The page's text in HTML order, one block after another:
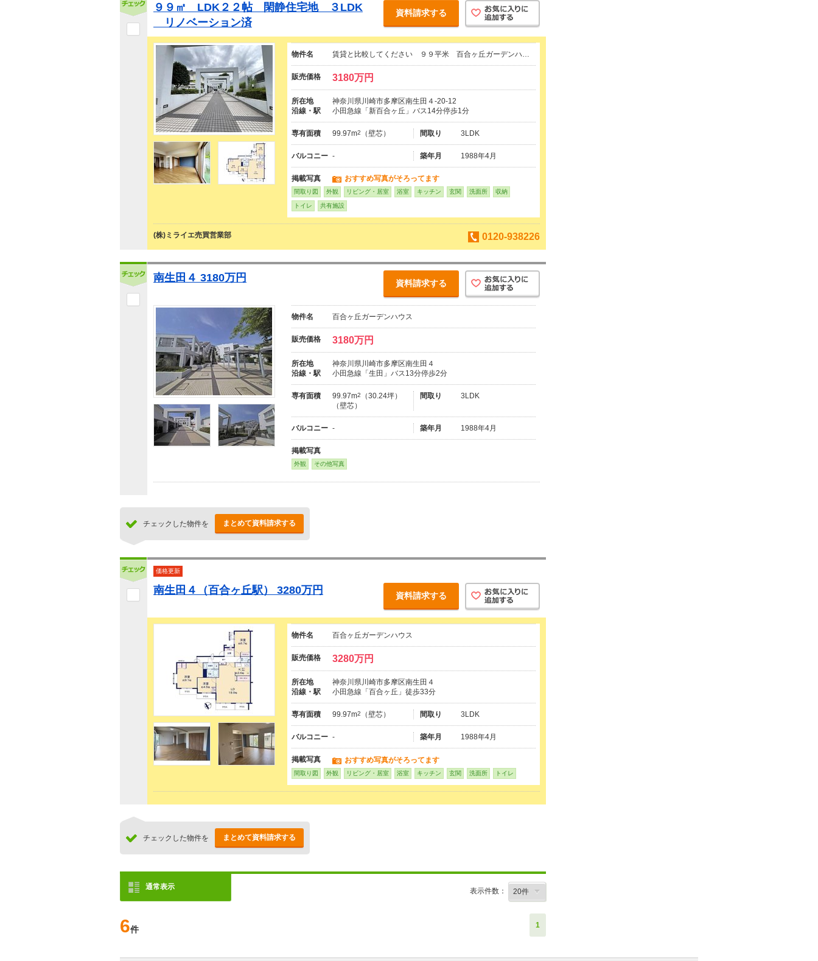
９９㎡ LDK２２帖 閑静住宅地 ３LDK
リノベーション済
資料請求する
物件名 賃貸と比較してください ９９平米 百合ヶ丘ガーデンハ…
販売価格 3180万円
所在地
神奈川県川崎市多摩区南生田４-20-12
沿線・駅
小田急線「新百合ヶ丘」バス14分停歩1分
専有面積 99.97m2 （壁芯） 間取り 3LDK
バルコニー - 築年月 1988年4月
掲載写真 おすすめ写真がそろってます
間取り図 外観 リビング・居室 浴室 キッチン 玄関 洗面所 収納
トイレ 共有施設
(株)ミライエ売買営業部 0120-938226
南生田４ 3180万円 資料請求する
物件名 百合ヶ丘ガーデンハウス
販売価格 3180万円
所在地
神奈川県川崎市多摩区南生田４
沿線・駅
小田急線「生田」バス13分停歩2分
専有面積 99.97m2
（30.24坪）
（壁芯）
間取り 3LDK
バルコニー - 築年月 1988年4月
掲載写真
外観 その他写真
チェックした物件を まとめて資料請求する
価格更新
南生田４（百合ヶ丘駅） 3280万円 資料請求する
物件名 百合ヶ丘ガーデンハウス
販売価格 3280万円
所在地
神奈川県川崎市多摩区南生田４
沿線・駅
小田急線「百合ヶ丘」徒歩33分
専有面積 99.97m2 （壁芯） 間取り 3LDK
バルコニー - 築年月 1988年4月
掲載写真 おすすめ写真がそろってます
間取り図 外観 リビング・居室 浴室 キッチン 玄関 洗面所 トイレ
チェックした物件を まとめて資料請求する
通常表示 表示件数：
6件 1